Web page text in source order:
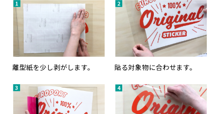
離型紙を少し剥がします。 貼る対象物に合わせます。